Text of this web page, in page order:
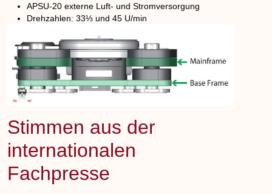
APSU-20 externe Luft- und Stromversorgung
Drehzahlen: 33⅓ und 45 U/min
Stimmen aus der
internationalen
Fachpresse